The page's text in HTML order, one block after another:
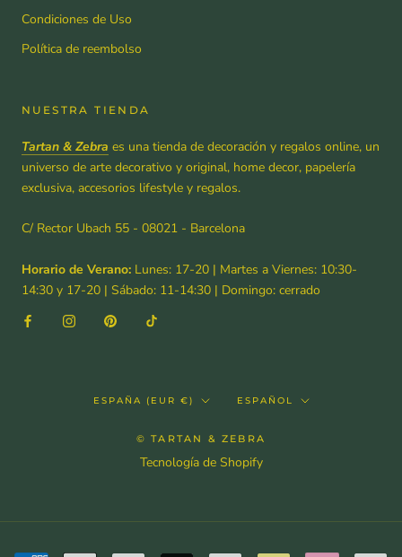
Condiciones de Uso
Política de reembolso
NUESTRA TIENDA
Tartan & Zebra es una tienda de decoración y regalos online, un
universo de arte decorativo y original, home decor, papelería
exclusiva, accesorios lifestyle y regalos.
C/ Rector Ubach 55 - 08021 - Barcelona
Horario de Verano: Lunes: 17-20 | Martes a Viernes: 10:30-
14:30 y 17-20 | Sábado: 11-14:30 | Domingo: cerrado
País/región
ESPAÑA (EUR €) Idioma
ESPAÑOL
© TARTAN & ZEBRA
Tecnología de Shopify